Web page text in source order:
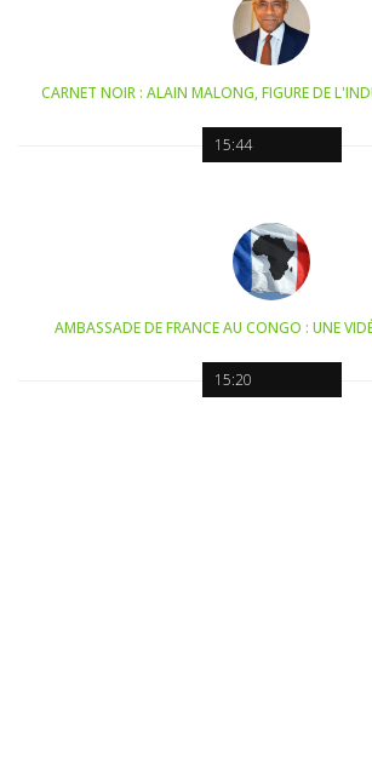
15:44
CARNET NOIR : ALAIN MALONG, FIGURE DE
15:20
AMBASSADE DE FRANCE AU CONGO : UNE